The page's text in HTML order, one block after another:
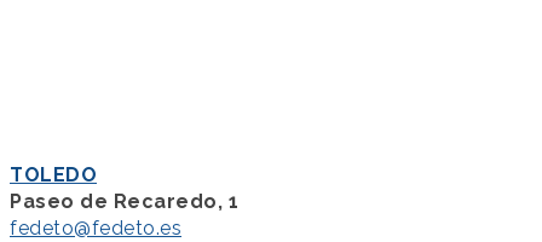
TOLEDO
Paseo de Recaredo, 1
fedeto@fedeto.es